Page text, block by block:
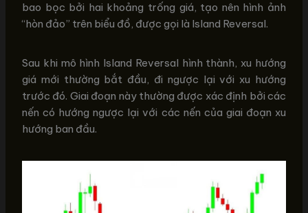
bao bọc bởi hai khoảng trống giá, tạo nên hình ảnh
“hòn đảo” trên biểu đồ, được gọi là Island Reversal.
Sau khi mô hình Island Reversal hình thành, xu hướng
giá mới thường bắt đầu, đi ngược lại với xu hướng
trước đó. Giai đoạn này thường được xác định bởi các
nến có hướng ngược lại với các nến của giai đoạn xu
hướng ban đầu.